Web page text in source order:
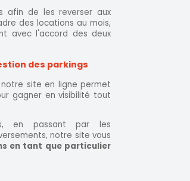
afin de les reverser aux
des locations au mois,
avec l'accord des deux
des parkings
site en ligne permet
gagner en visibilité tout
en passant par les
notre site vous
en tant que particulier